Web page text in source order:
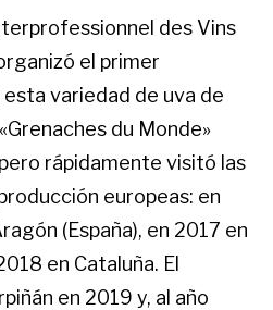
des Vins
el primer
variedad de uva de
du Monde»
rápidamente visitó las
europeas: en
(España), en 2017 en
en Cataluña. El
en 2019 y, al año